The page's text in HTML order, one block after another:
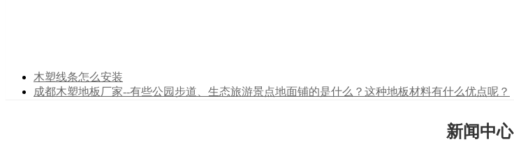
木塑线条怎么安装
成都木塑地板厂家--有些公园步道、生态旅游景点地面铺的是什么？这种地板材料有什么优点呢？
新闻中心